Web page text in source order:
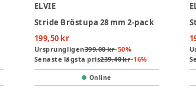
ELVIE
Stride Bröstupa 28 mm 2-pack
199,50 kr
Ursprungligen399,00 kr-50%
Senaste lägsta pris239,40 kr-16%
Online